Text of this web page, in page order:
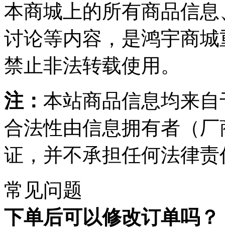
本商城上的所有商品信
讨论等内容，是鸿宇商
禁止非法转载使用。
注： 本站商品信息均来
合法性由信息拥有者（
证，并不承担任何法律责
常见问题
下单后可以修改订单吗？